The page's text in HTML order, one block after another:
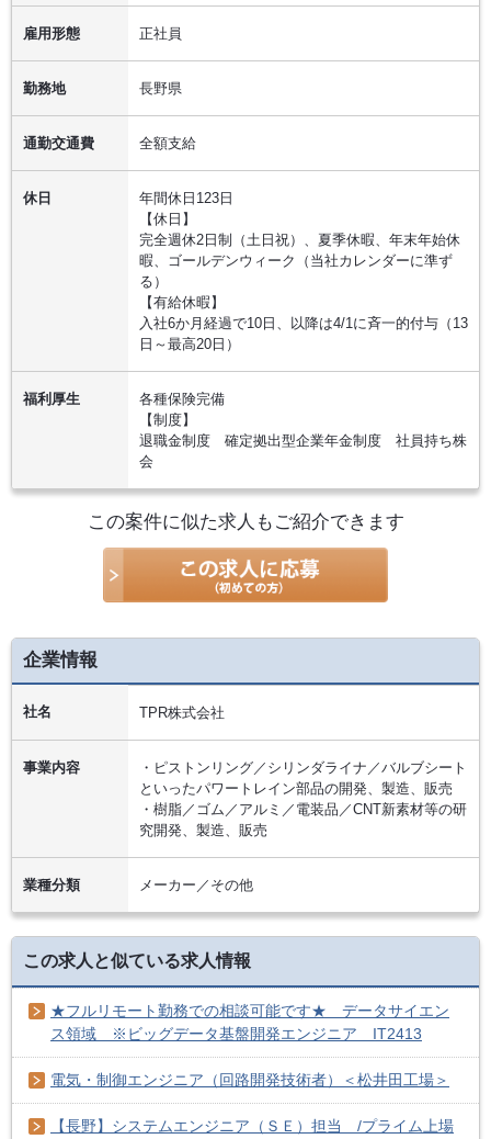
雇用形態 正社員
勤務地 長野県
通勤交通費 全額支給
休日
年間休日123日
【休日】
完全週休2日制（土日祝）、夏季休暇、年末年始休
暇、ゴールデンウィーク（当社カレンダーに準ず
る）
【有給休暇】
入社6か月経過で10日、以降は4/1に斉一的付与（13
日～最高20日）
福利厚生
各種保険完備
【制度】
退職金制度 確定拠出型企業年金制度 社員持ち株
会
この案件に似た求人もご紹介できます
企業情報
社名 TPR株式会社
事業内容
・ピストンリング／シリンダライナ／バルブシート
といったパワートレイン部品の開発、製造、販売
・樹脂／ゴム／アルミ／電装品／CNT新素材等の研
究開発、製造、販売
業種分類 メーカー／その他
この求人と似ている求人情報
★フルリモート勤務での相談可能です★ データサイエン
ス領域 ※ビッグデータ基盤開発エンジニア IT2413
電気・制御エンジニア（回路開発技術者）＜松井田工場＞
【長野】システムエンジニア（ＳＥ）担当 /プライム上場